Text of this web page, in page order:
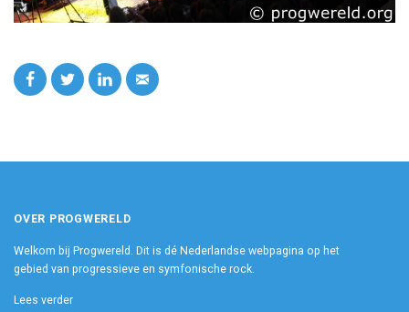
OVER PROGWERELD
Welkom bij Progwereld. Dit is dé Nederlandse webpagina op het
gebied van progressieve en symfonische rock.
Lees verder